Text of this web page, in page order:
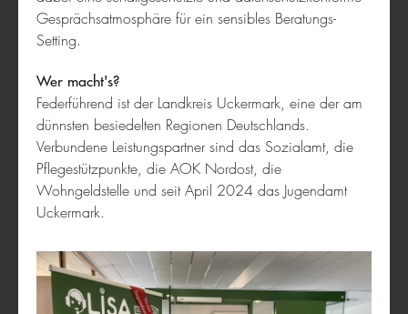
Mobile Scheune
Gesprächsatmosphäre für ein sensibles Beratungs-
Setting.
Wer macht's?
Federführend ist der Landkreis Uckermark, eine der am
dünnsten besiedelten Regionen Deutschlands.
Verbundene Leistungspartner sind das Sozialamt, die
Pflegestützpunkte, die AOK Nordost, die
Wohngeldstelle und seit April 2024 das Jugendamt
Uckermark.